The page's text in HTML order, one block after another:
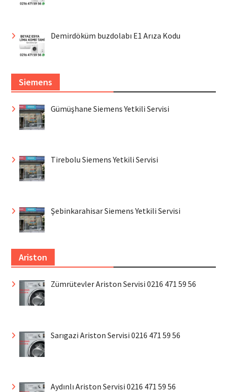
Demirdöküm buzdolabı E1 Arıza Kodu
Siemens
Gümüşhane Siemens Yetkili Servisi
Tirebolu Siemens Yetkili Servisi
Şebinkarahisar Siemens Yetkili Servisi
Ariston
Zümrütevler Ariston Servisi 0216 471 59 56
Sarıgazi Ariston Servisi 0216 471 59 56
Aydınlı Ariston Servisi 0216 471 59 56